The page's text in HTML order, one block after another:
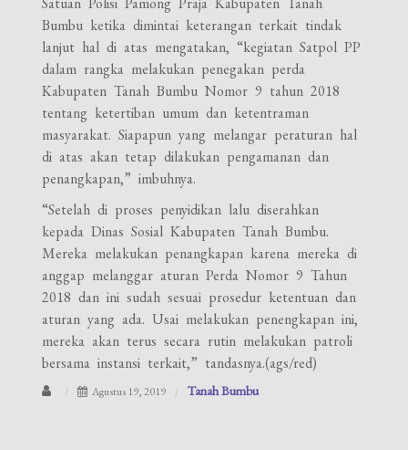
Bumbu ketika dimintai keterangan terkait tindak
lanjut hal di atas mengatakan, “kegiatan Satpol PP
dalam rangka melakukan penegakan perda
Kabupaten Tanah Bumbu Nomor 9 tahun 2018
tentang ketertiban umum dan ketentraman
masyarakat. Siapapun yang melangar peraturan hal
di atas akan tetap dilakukan pengamanan dan
penangkapan,” imbuhnya.
“Setelah di proses penyidikan lalu diserahkan
kepada Dinas Sosial Kabupaten Tanah Bumbu.
Mereka melakukan penangkapan karena mereka di
anggap melanggar aturan Perda Nomor 9 Tahun
2018 dan ini sudah sesuai prosedur ketentuan dan
aturan yang ada. Usai melakukan penengkapan ini,
mereka akan terus secara rutin melakukan patroli
bersama instansi terkait,” tandasnya.(ags/red)
Agustus 19, 2019 Tanah Bumbu